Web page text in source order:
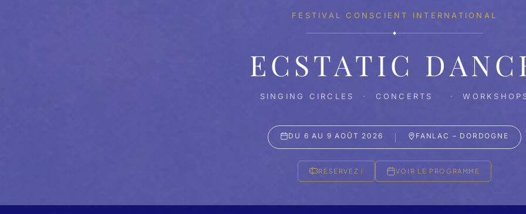
FESTIVAL CONSCIENT INTERNATIONAL
✦
ECSTATIC
SINGING CIRCLES · CONCERTS ·
DU 6 AU 9 AOÛT 2026 FANLAC – DORDOGNE
RÉSERVEZ ! VOIR LE PROGRAMME